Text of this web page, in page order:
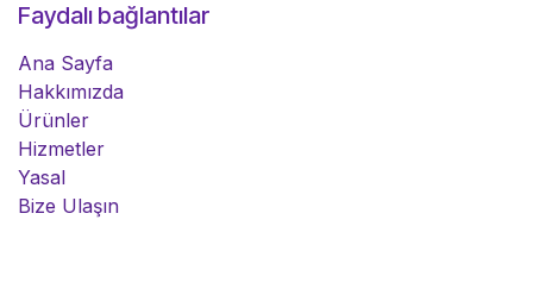
Faydalı bağlantılar
Ana Sayfa
Hakkımızda
Ürünler
Hizmetler
Yasal
Bize Ulaşın